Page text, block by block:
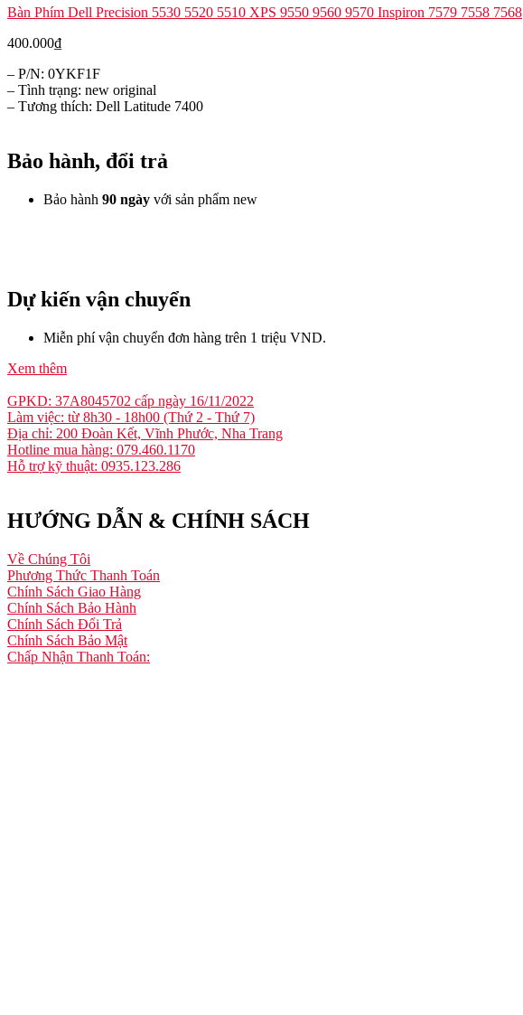
Bàn Phím Dell Precision 5530 5520 5510 XPS 9550 9560 9570 Inspiron 7579 7558 7568
400.000₫
– P/N: 0YKF1F
– Tình trạng: new original
– Tương thích: Dell Latitude 7400
Bảo hành, đổi trả
Bảo hành 90 ngày với sản phẩm new
Dự kiến vận chuyển
Miễn phí vận chuyển đơn hàng trên 1 triệu VND.
Xem thêm
GPKD: 37A8045702 cấp ngày 16/11/2022
Làm việc: từ 8h30 - 18h00 (Thứ 2 - Thứ 7)
Địa chỉ: 200 Đoàn Kết, Vĩnh Phước, Nha Trang
Hotline mua hàng: 079.460.1170
Hỗ trợ kỹ thuật: 0935.123.286
HƯỚNG DẪN & CHÍNH SÁCH
Về Chúng Tôi
Phương Thức Thanh Toán
Chính Sách Giao Hàng
Chính Sách Bảo Hành
Chính Sách Đổi Trả
Chính Sách Bảo Mật
Chấp Nhận Thanh Toán: